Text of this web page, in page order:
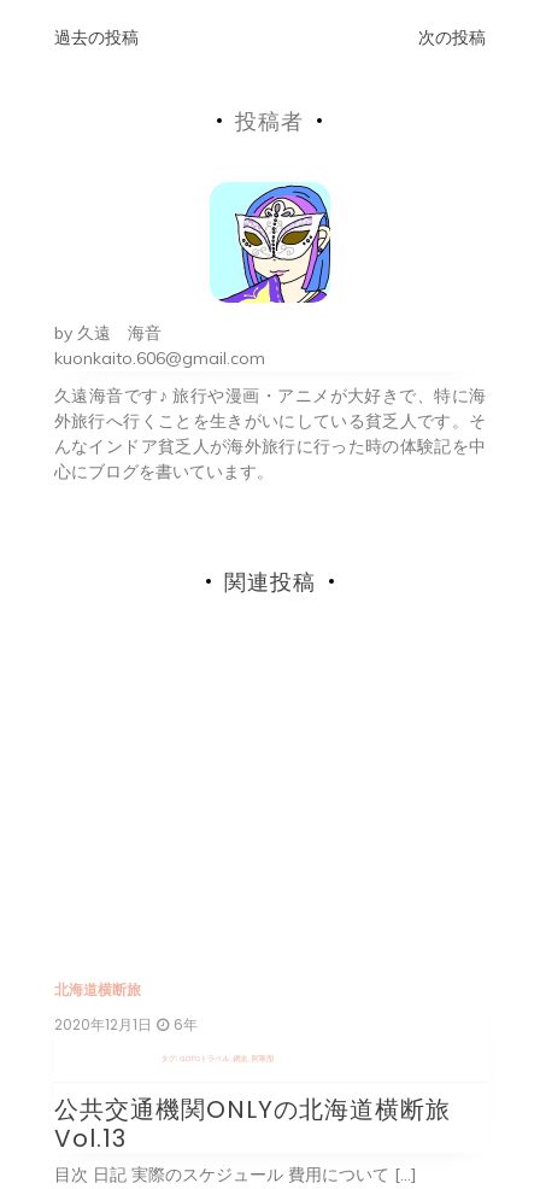
投
シ
ョ
ン
過去の投稿 次の投稿
投稿者
by 久遠 海音
kuonkaito.606@gmail.com
久遠海音です♪ 旅行や漫画・アニメが大好きで、特に海
外旅行へ行くことを生きがいにしている貧乏人です。そ
んなインドア貧乏人が海外旅行に行った時の体験記を中
心にブログを書いています。
関連投稿
北海道横断旅
2020年12月1日 6年
GOTOトラベル,網走,阿寒湖
公共交通機関ONLYの北海道横断旅
Vol.13
目次 日記 実際のスケジュール 費用について […]